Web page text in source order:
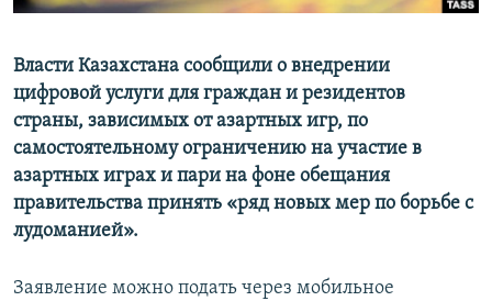
Власти Казахстана сообщили о внедрении
цифровой услуги для граждан и резидентов
страны, зависимых от азартных игр, по
самостоятельному ограничению на участие в
азартных играх и пари на фоне обещания
правительства принять «ряд новых мер по борьбе с
лудоманией».
Заявление можно подать через мобильное